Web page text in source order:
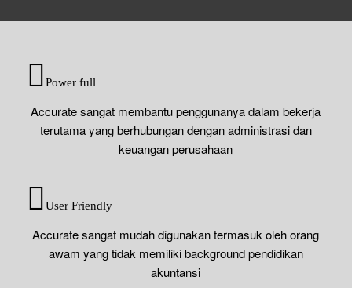
Power full
Accurate sangat membantu penggunanya dalam bekerja
terutama yang berhubungan dengan administrasi dan
keuangan perusahaan
User Friendly
Accurate sangat mudah digunakan termasuk oleh orang
awam yang tidak memiliki background pendidikan
akuntansi